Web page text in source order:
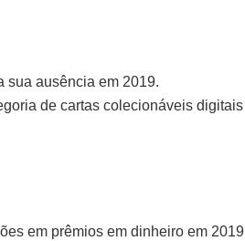
sua ausência em 2019.
de cartas colecionáveis ​​digitais
em prêmios em dinheiro em 2019